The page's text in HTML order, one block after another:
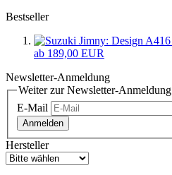
Bestseller
ab 189,00 EUR
Newsletter-Anmeldung
Weiter zur Newsletter-Anmeldung
E-Mail
Anmelden
Hersteller